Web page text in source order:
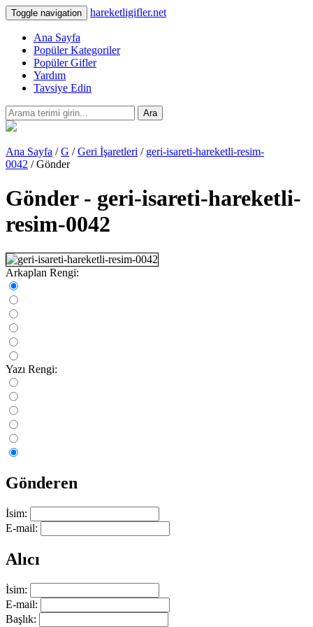
Toggle navigation hareketligifler.net
Ana Sayfa
Popüler Kategoriler
Popüler Gifler
Yardım
Tavsiye Edin
Ara
Ana Sayfa /G /Geri İşaretleri / geri-isareti-hareketli-resim-
0042 / Gönder
Gönder - geri-isareti-hareketli-
resim-0042
Arkaplan Rengi:
Yazı Rengi:
Gönderen
İsim:
E-mail:
Alıcı
İsim:
E-mail:
Başlık: